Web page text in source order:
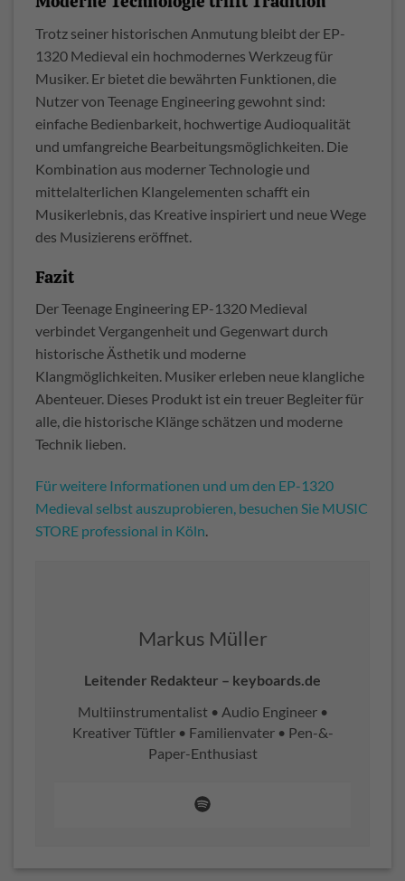
Trotz seiner historischen Anmutung bleibt der EP-
1320 Medieval ein hochmodernes Werkzeug für
Musiker. Er bietet die bewährten Funktionen, die
Nutzer von Teenage Engineering gewohnt sind:
einfache Bedienbarkeit, hochwertige Audioqualität
und umfangreiche Bearbeitungsmöglichkeiten. Die
Kombination aus moderner Technologie und
mittelalterlichen Klangelementen schafft ein
Musikerlebnis, das Kreative inspiriert und neue Wege
des Musizierens eröffnet.
Fazit
Der Teenage Engineering EP-1320 Medieval
verbindet Vergangenheit und Gegenwart durch
historische Ästhetik und moderne
Klangmöglichkeiten. Musiker erleben neue klangliche
Abenteuer. Dieses Produkt ist ein treuer Begleiter für
alle, die historische Klänge schätzen und moderne
Technik lieben.
Für weitere Informationen und um den EP-1320
Medieval selbst auszuprobieren, besuchen Sie MUSIC
STORE professional in Köln.
Markus Müller
Leitender Redakteur – keyboards.de
Multiinstrumentalist • Audio Engineer •
Kreativer Tüftler • Familienvater • Pen-&-
Paper-Enthusiast